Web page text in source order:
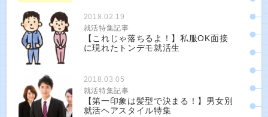
2018.02.19
就活特集記事
【これじゃ落ちるよ！】私服OK面接
に現れたトンデモ就活生
2018.03.05
就活特集記事
【第一印象は髪型で決まる！】男女別
就活ヘアスタイル特集